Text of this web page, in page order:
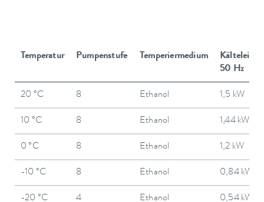
Temperatur Pumpenstufe Temperiermedium
50 Hz
20 °C 8 Ethanol 1,5 kW
10 °C 8 Ethanol 1,44 kW
0 °C 8 Ethanol 1,2 kW
-10 °C 8 Ethanol 0,84 kW
-20 °C 4 Ethanol 0,54 kW